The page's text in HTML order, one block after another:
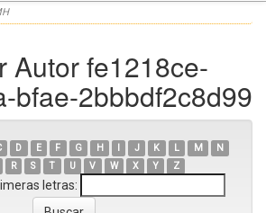
Autor fe1218ce-
bfae-2bbbdf2c8d99
D E F G H I J K L M
N
R S T U V W X Y Z
letras: